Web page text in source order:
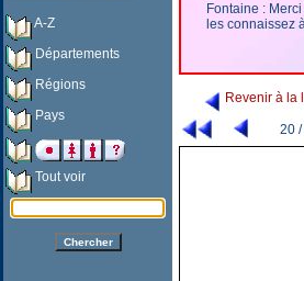
A-Z
Départements
Régions
Pays
Tout voir
Fontaine :
les connaissez
Revenir à la
20